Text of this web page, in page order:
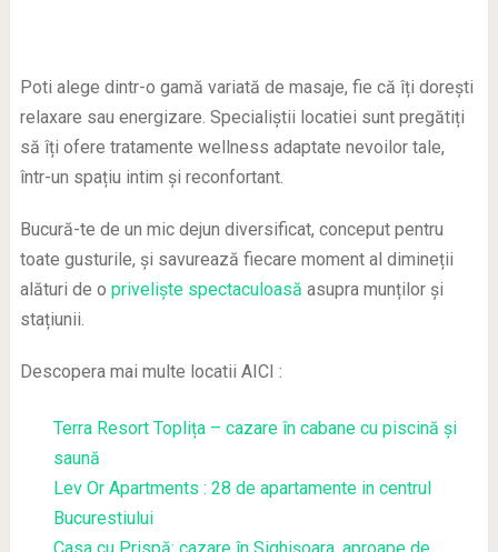
Poti alege dintr-o gamă variată de masaje, fie că îți dorești
relaxare sau energizare. Specialiștii locatiei sunt pregătiți
să îți ofere tratamente wellness adaptate nevoilor tale,
într-un spațiu intim și reconfortant.
Bucură-te de un mic dejun diversificat, conceput pentru
toate gusturile, și savurează fiecare moment al dimineții
alături de o priveliște spectaculoasă asupra munților și
stațiunii.
Descopera mai multe locatii AICI :
Terra Resort Toplița – cazare în cabane cu piscină și
saună
Lev Or Apartments : 28 de apartamente in centrul
Bucurestiului